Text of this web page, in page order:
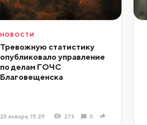
НОВОСТИ
Тревожную статистику
опубликовало управление
по делам ГОЧС
Благовещенска
23 января, 15:29 273 0